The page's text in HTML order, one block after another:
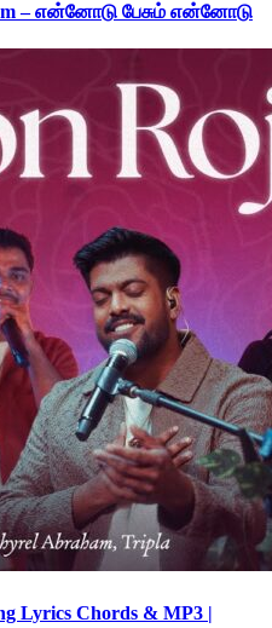
– என்னோடு பேசும் என்னோடு
Lyrics Chords & MP3 |